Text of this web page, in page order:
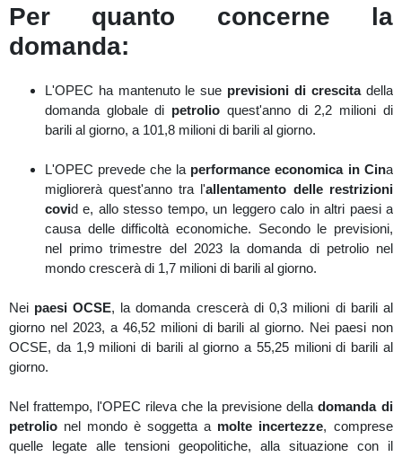
Per quanto concerne la
domanda:
L'OPEC ha mantenuto le sue previsioni di crescitadella
domanda globale di petrolio quest'anno di 2,2 milioni di
barili al giorno, a 101,8 milioni di barili al giorno.
L'OPEC prevede che la performance economica in Cina
migliorerà quest'anno tra l'allentamento delle restrizioni
covid e, allo stesso tempo, un leggero calo in altri paesi a
causa delle difficoltà economiche. Secondo le previsioni,
nel primo trimestre del 2023 la domanda di petrolio nel
mondo crescerà di 1,7 milioni di barili al giorno.
Nei paesi OCSE, la domanda crescerà di 0,3 milioni di barili al
giorno nel 2023, a 46,52 milioni di barili al giorno. Nei paesi non
OCSE, da 1,9 milioni di barili al giorno a 55,25 milioni di barili al
giorno.
Nel frattempo, l'OPEC rileva che la previsione della domanda di
petrolio nel mondo è soggetta a molte incertezze, comprese
quelle legate alle tensioni geopolitiche, alla situazione con il